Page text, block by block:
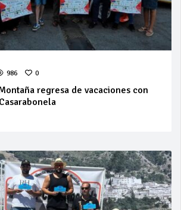
986 0
regresa de vacaciones con